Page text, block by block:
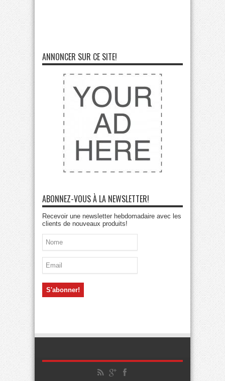
ANNONCER SUR CE SITE!
ABONNEZ-VOUS À LA NEWSLETTER!
Recevoir une newsletter hebdomadaire avec les
clients de nouveaux produits!